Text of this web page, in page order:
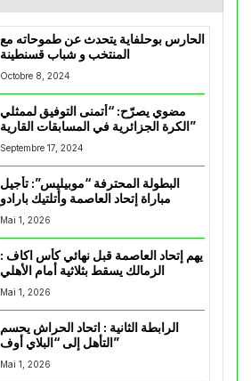
الحارس بوحلفاية يتحدث عن طموحاته مع
المنتخب و شباب قسنطينة
Octobre 8, 2024
مضوي يصرّح: “أتمنى التوفيق لممثلي
الكرة الجزائرية في المسابقات القارية”
Septembre 17, 2024
البطولة المحترفة “موبيليس”: تأجيل
مباراة إتحاد العاصمة وأتلتيك بارادو
Mai 1, 2026
يهم إتحاد العاصمة قبل نهائي كأس اكاف :
Mai 1, 2026
الرابطة الثانية : اتحاد الحراش يحسم
التأهل إلى “البلاي أوف”
Mai 1, 2026